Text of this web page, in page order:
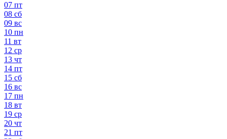
07 пт
08 сб
09 вс
10 пн
11 вт
12 ср
13 чт
14 пт
15 сб
16 вс
17 пн
18 вт
19 ср
20 чт
21 пт